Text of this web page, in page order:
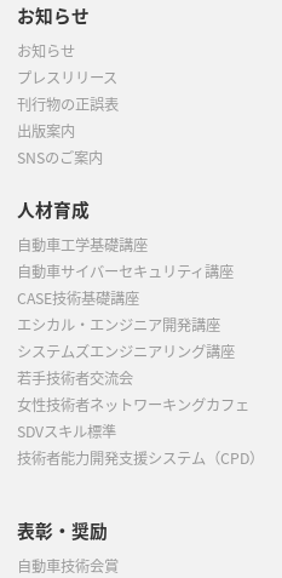
お知らせ
お知らせ
プレスリリース
刊行物の正誤表
出版案内
SNSのご案内
人材育成
自動車工学基礎講座
自動車サイバーセキュリティ講座
CASE技術基礎講座
エシカル・エンジニア開発講座
システムズエンジニアリング講座
若手技術者交流会
女性技術者ネットワーキングカフェ
SDVスキル標準
技術者能力開発支援システム（CPD）
表彰・奨励
自動車技術会賞